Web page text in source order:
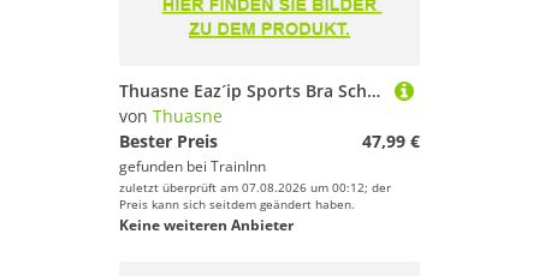
Thuasne Eaz´ip Sports Bra Schwarz 105 / G Frau
von Thuasne
Bester Preis
47,99 €
gefunden bei TrainInn
zuletzt überprüft am 07.08.2026 um 00:12; der
Preis kann sich seitdem geändert haben.
Keine weiteren Anbieter